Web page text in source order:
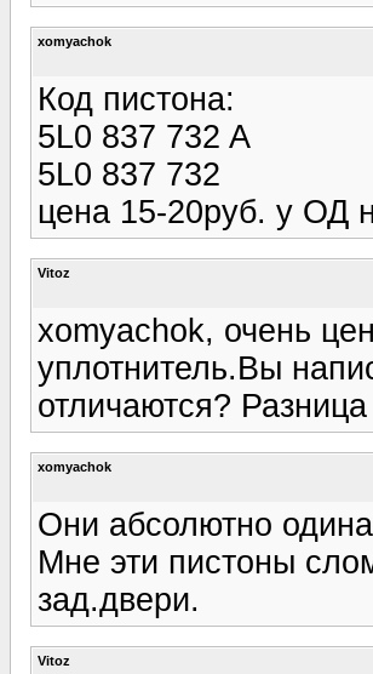
xomyachok
Код пистона:
5L0 837 732 A
5L0 837 732
цена 15-20руб. у ОД
Vitoz
xomyachok, очень
уплотнитель.Вы
отличаются?
xomyachok
Они абсолютно
Мне эти пистоны
зад.двери.
Vitoz